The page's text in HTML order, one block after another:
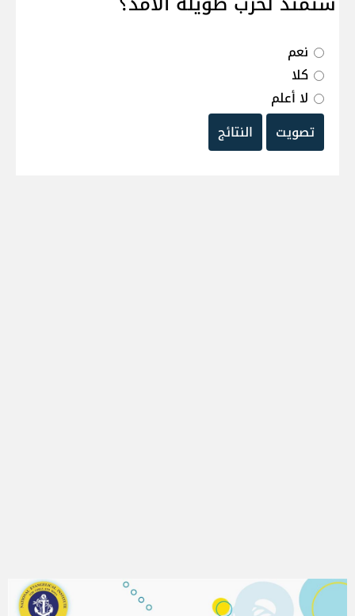
نعم
كلا
لا أعلم
تصويت
النتائج